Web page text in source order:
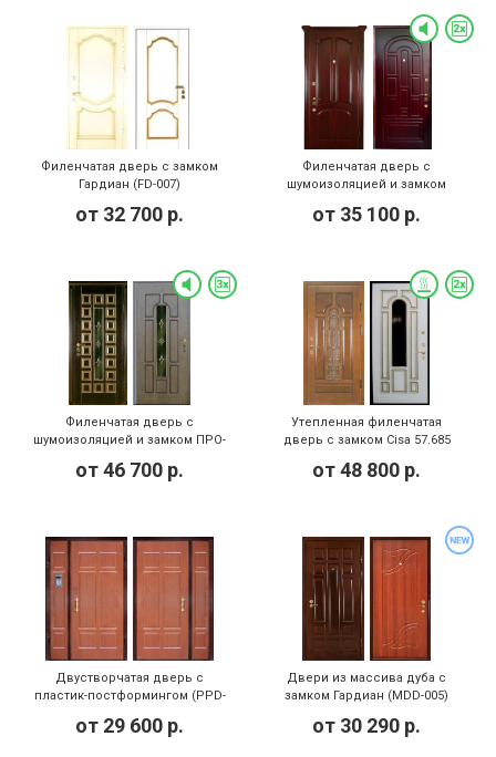
Филенчатая дверь с замком
Гардиан (FD-007)
от 32 700 р.
Филенчатая дверь с
шумоизоляцией и замком
от 35 100 р.
Филенчатая дверь с
шумоизоляцией и замком ПРО-
от46 700 р.
Утепленная филенчатая
дверь с замком Cisa 57.685
от48 800 р.
Двустворчатая дверь с
пластик-постформингом (PPD-
от 29 600 р.
Двери из массива дуба с
замком Гардиан (MDD-005)
от 30 290 р.